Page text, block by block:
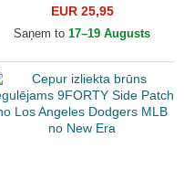
Essential no Detroit Tigers
MLB no New Era
EUR 25,95
Saņem to 17–19 Augusts